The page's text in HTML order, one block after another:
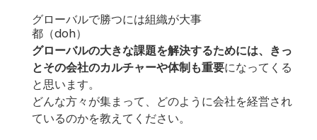
グローバルで勝つには組織が大事
都（doh）
グローバルの大きな課題を解決するためには、きっ
とその会社のカルチャーや体制も重要になってくる
と思います。
どんな方々が集まって、どのように会社を経営され
ているのかを教えてください。